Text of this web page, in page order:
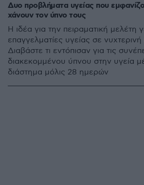
Δυο προβλήματα υγείας που
χάνουν τον ύπνο τους
Η ιδέα για την πειραματική μελέτη
επαγγελματίες υγείας σε
Διαβάστε τι εντόπισαν για τις
διακεκομμένου ύπνου στην υγεία
διάστημα μόλις 28 ημερών